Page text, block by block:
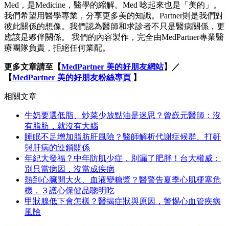
Med，是Medicine，醫學的縮解。Med 唸起來也是「美的」。
我們希望用醫學專業，分享更多美的知識。Partner則是我們對
彼此關係的想像。我們認為醫師和求診者不只是醫病關係，更
應該是夥伴關係。 我們的內容製作，完全由MedPartner專業醫
療團隊負責，拒絕任何業配。
更多文章請至【MedPartner 美的好朋友網站】／
【MedPartner 美的好朋友粉絲專頁 】
相關文章
牛奶要選低脂、炒菜少放點油是迷思？曾嶔元醫師：沒
有脂肪，就沒有大腦
睡眠不足增加脂肪肝風險？醫師解析代謝症候群、打鼾
與肝病的連鎖關係
年紀大發福？中年防肌少症，別漏了肥胖！台大權威：
別只當病因，沒當成疾病
熱到心臟開大火、血液變糖漿？醫警告夏季心肌梗塞危
機，３護心保健品聰明吃
甲狀腺低下會怎樣？醫揭症狀與原因，警惕心血管疾病
風險